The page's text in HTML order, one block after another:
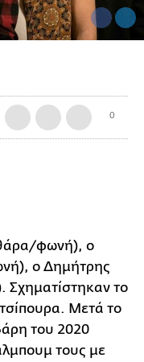
0
φωνή), ο
ο Δημήτρης
Σχηματίστηκαν το
Μετά το
του 2020
τους με